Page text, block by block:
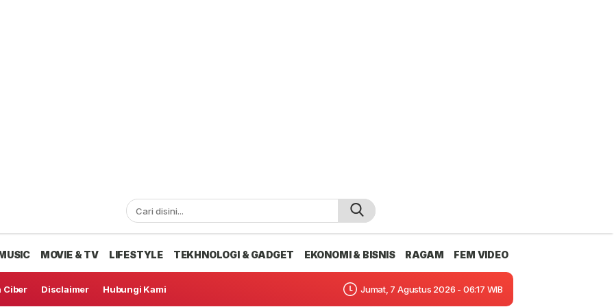
MOVIE & TV LIFESTYLE TEKHNOLOGI & GADGET EKONOMI & BISNIS RAGAM FEM VIDEO
Ciber Disclaimer Hubungi Kami Jumat, 7 Agustus 2026 - 06:17 WIB